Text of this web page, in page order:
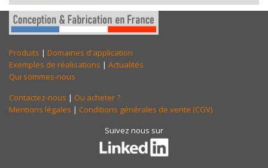
Produits | Domaines d'application
Exemples de réalisations | Actualités
Qui sommes-nous
Contactez-nous | Ou acheter ?
Mentions légales | Conditions générales de vente (CGV)
Suivez nous sur